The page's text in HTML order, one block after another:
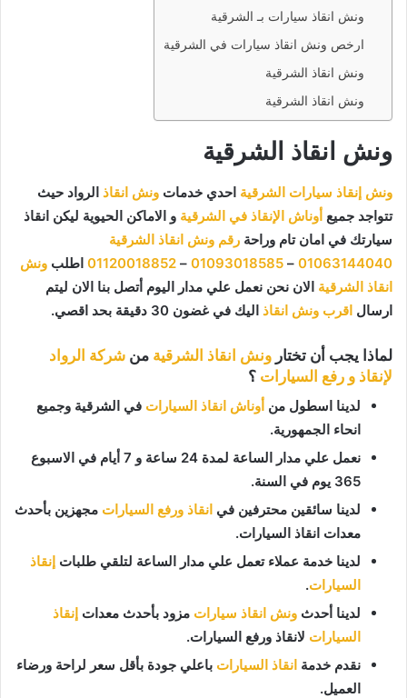
ونش انقاذ سيارات بـ الشرقية
ارخص ونش انقاذ سيارات في الشرقية
ونش انقاذ الشرقية
ونش انقاذ الشرقية
ونش انقاذ الشرقية
ونش إنقاذ سيارات الشرقية احدي خدمات ونش انقاذ الرواد حيث
تتواجد جميع أوناش الإنقاذ في الشرقية و الاماكن الحيوية ليكن انقاذ
سيارتك في امان تام وراحة رقم ونش انقاذ الشرقية
01063144040
–
01093018585
–
01120018852 اطلب ونش
انقاذ الشرقية الان نحن نعمل علي مدار اليوم أتصل بنا الان ليتم
ارسال اقرب ونش انقاذ اليك في غضون 30 دقيقة بحد اقصي.
لماذا يجب أن تختار ونش انقاذ الشرقية من شركة الرواد
لإنقاذ و رفع السيارات ؟
لدينا اسطول من أوناش انقاذ السيارات في الشرقية وجميع
انحاء الجمهورية.
نعمل علي مدار الساعة لمدة 24 ساعة و 7 أيام في الاسبوع
365 يوم في السنة.
لدينا سائقين محترفين في انقاذ ورفع السيارات مجهزين بأحدث
معدات انقاذ السيارات.
لدينا خدمة عملاء تعمل علي مدار الساعة لتلقي طلبات إنقاذ
السيارات.
لدينا أحدث ونش انقاذ سيارات مزود بأحدث معدات إنقاذ
السيارات لانقاذ ورفع السيارات.
نقدم خدمة انقاذ السيارات باعلي جودة بأقل سعر لراحة ورضاء
العميل.